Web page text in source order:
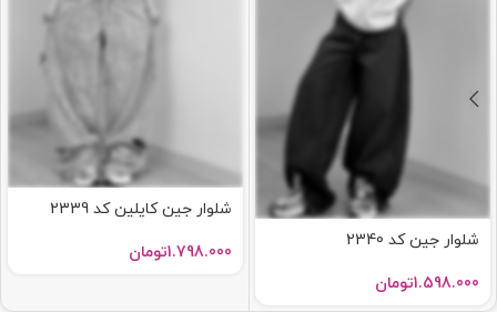
شلوار جین کد 2340
1.598.000تومان
شلوار جین کایلین کد 2339
1.798.000تومان